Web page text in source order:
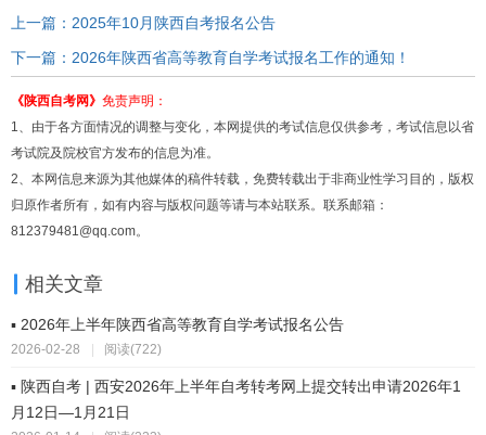
上一篇：2025年10月陕西自考报名公告
下一篇：2026年陕西省高等教育自学考试报名工作的通知！
《陕西自考网》 免责声明：
1、由于各方面情况的调整与变化，本网提供的考试信息仅供参考，考试信息以省
考试院及院校官方发布的信息为准。
2、本网信息来源为其他媒体的稿件转载，免费转载出于非商业性学习目的，版权
归原作者所有，如有内容与版权问题等请与本站联系。联系邮箱：
812379481@qq.com。
相关文章
▪ 2026年上半年陕西省高等教育自学考试报名公告
2026-02-28 | 阅读(722)
▪ 陕西自考 | 西安2026年上半年自考转考网上提交转出申请2026年1
月12日—1月21日